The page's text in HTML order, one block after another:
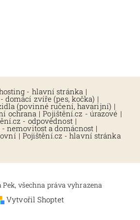
hosting - hlavní stránka |
domácí zvíře (pes, kočka) |
(povinné ručení, havarijní) |
ochrana | Pojištění.cz - úrazové |
- odpovědnost |
nemovitost a domácnost |
| Pojištění.cz - hlavní stránka
Pek, všechna práva vyhrazena
Vytvořil Shoptet